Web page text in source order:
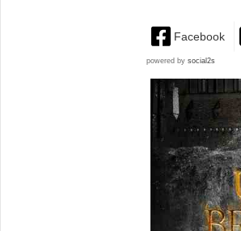
Facebook
powered by social2s